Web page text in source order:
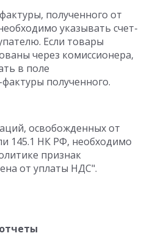
полученного от
указывать счет-
Если товары
через комиссионера,
в поле
полученного.
освобожденных от
145.1 НК РФ, необходимо
признак
от уплаты НДС".